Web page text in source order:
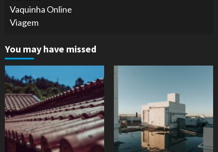
Vaquinha Online
Viagem
You may have missed